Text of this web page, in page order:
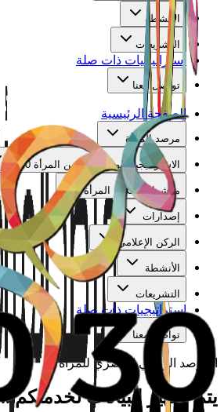
الأنشطة
التشريعات
استراتيجيات ذات صلة
تواصل معنا
الصفحة الرئيسية
مرصد المرأة
الاستراتيجية الوطنية لتمكين المرأة 2030
مؤشرات تمكين المرأة
إصدارات
الركن الإعلامي
الأنشطة
التشريعات
استراتيجيات ذات صلة
تواصل معنا
المرصد الوطني المصري للمرأة
يتم تجهيز البيانات لخدمتكم...